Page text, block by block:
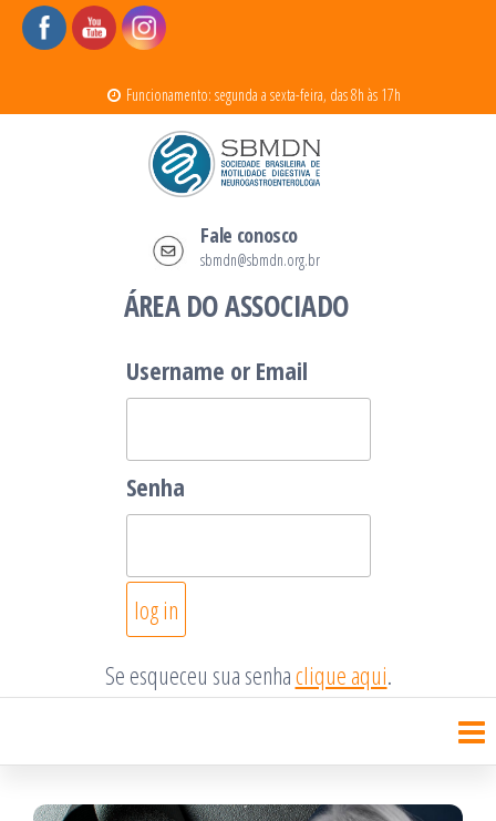
Pular
o
Funcionamento: segunda a sexta-feira, das 8h às 17h
Digestiva e Neurogastroenterologia
Fale conosco
sbmdn@sbmdn.org.br
ÁREA DO ASSOCIADO
Username or Email
Senha
Se esqueceu sua senhaclique aqui.